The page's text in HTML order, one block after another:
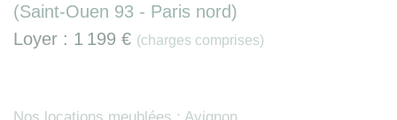
(Saint-Ouen 93 - Paris nord)
Loyer : 1 199 € (charges comprises)
Nos locations meublées : Avignon